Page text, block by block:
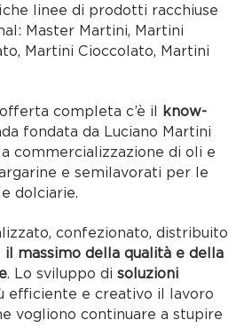
linee di prodotti racchiuse
Master Martini, Martini
Martini Cioccolato, Martini
completa c’è il know-
fondata da Luciano Martini
commercializzazione di oli e
e semilavorati per le
dolciarie.
confezionato, distribuito
il massimo della qualità e della
. Lo sviluppo disoluzioni
efficiente e creativo il lavoro
vogliono continuare a stupire